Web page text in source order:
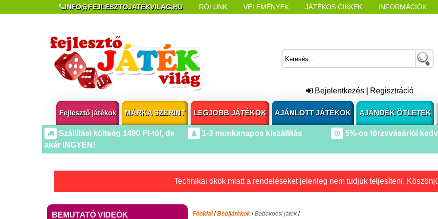
INFO@FEJLESZTOJATEKVILAG.HU RÓLUNK VÉLEMÉNYEK JÁTÉKOS CIKKEK INFORMÁCIÓK
Bejelentkezés Regisztráció
Fejlesztő játékok MÁRKA SZERINT LEGJOBB JÁTÉKOK AJÁNLOTT JÁTÉKOK AJÁNDÉK ÖTLETEK
Szállítási költség 1490 Ft-tól, de
akár INGYEN!
1-3 munkanapos kiszállítás 5%-os törzsvásárlói
Technikai okok miatt a rendeléseket jelenleg nem tudjuk teljesíteni.
BEMUTATÓ VIDEÓK Főoldal/Bébijátékok /Babakocsi játék /